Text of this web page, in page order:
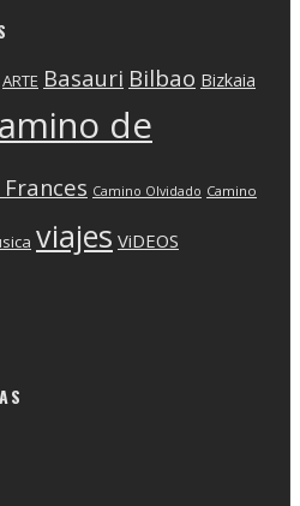
ARTE Basauri Bilbao Bizkaia
de
Camino Olvidado Camino
viajes ViDEOS